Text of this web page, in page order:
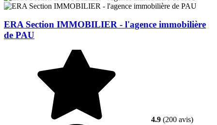
ERA Section IMMOBILIER - l'agence immobilière
de PAU
4.9 (200 avis)